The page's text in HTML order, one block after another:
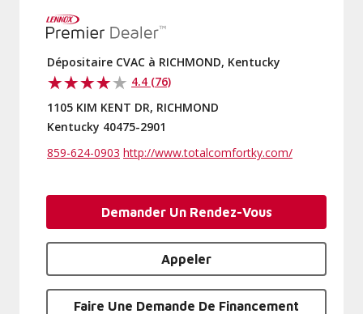
Dépositaire CVAC à RICHMOND, Kentucky
4.4 (76)
1105 KIM KENT DR, RICHMOND
Kentucky 40475-2901
859-624-0903 http://www.totalcomfortky.com/
Demander Un Rendez-Vous
Appeler
Faire Une Demande De Financement